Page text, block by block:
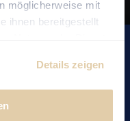
möglicherweise mit
ihnen bereitgestellt
Details zeigen
Uri